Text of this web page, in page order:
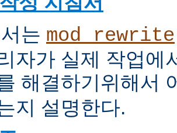
는 mod_rewrite
자가 실제 작업에
해결하기위해서
지 설명한다.